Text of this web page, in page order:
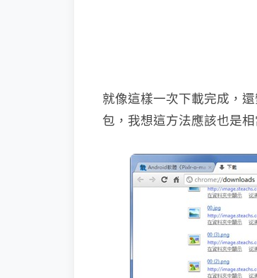
就像這樣一次下載完成，
包，我想這方法應該也是相